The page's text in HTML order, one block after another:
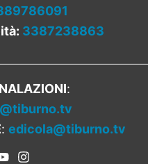
3387238863
:
: edicola@tiburno.tv